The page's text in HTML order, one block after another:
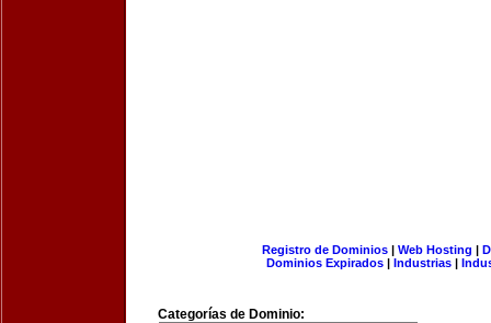
Registro de Dominios| Web Hosting |
Dominios Expirados | Industrias |
Categorías de Dominio: